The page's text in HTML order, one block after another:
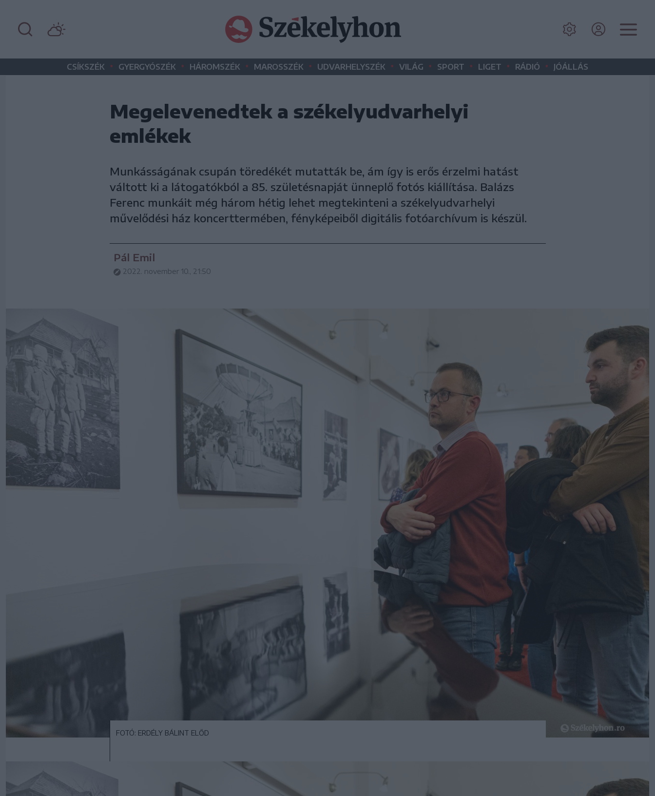
CSÍKSZÉK • GYERGYÓSZÉK • HÁROMSZÉK • MAROSSZÉK • UDVARHELYSZÉK • VILÁG • SPORT • LIGET • RÁDIÓ • JÓÁLLÁS
Megelevenedtek a székelyudvarhelyi
emlékek
Munkásságának csupán töredékét mutatták be, ám így is erős érzelmi hatást
váltott ki a látogatókból a 85. születésnapját ünneplő fotós kiállítása. Balázs
Ferenc munkáit még három hétig lehet megtekinteni a székelyudvarhelyi
művelődési ház koncerttermében, fényképeiből digitális fotóarchívum is készül.
Pál Emil
2022. november 10., 21:50
FOTÓ: ERDÉLY BÁLINT ELŐD